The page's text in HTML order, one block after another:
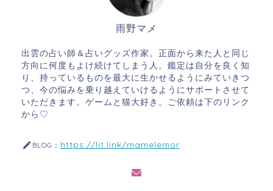
雨野マメ
出雲の占い師＆占いグッズ作家。正面から来た人と同じ
方向に何度もよけ続けてしまう人。鑑定は自分を良く知
り、持っているものを最大に生かせるようにみていきつ
つ、今の悩みを乗り越えていけるようにサポートさせて
いただきます。ゲームと猫大好き。ご依頼は下のリンク
から♡
BLOG： https://lit.link/mamelemor